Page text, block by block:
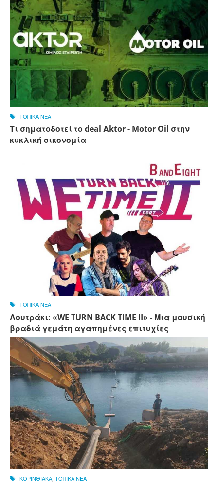
ΤΟΠΙΚΑ ΝΕΑ
Τι σηματοδοτεί το deal Αktor - Motor Oil στην
κυκλική οικονομία
ΤΟΠΙΚΑ ΝΕΑ
Λουτράκι: «WE TURN BACK TIME II» - Μια μουσική
βραδιά γεμάτη αγαπημένες επιτυχίες
ΚΟΡΙΝΘΙΑΚΑ, ΤΟΠΙΚΑ ΝΕΑ